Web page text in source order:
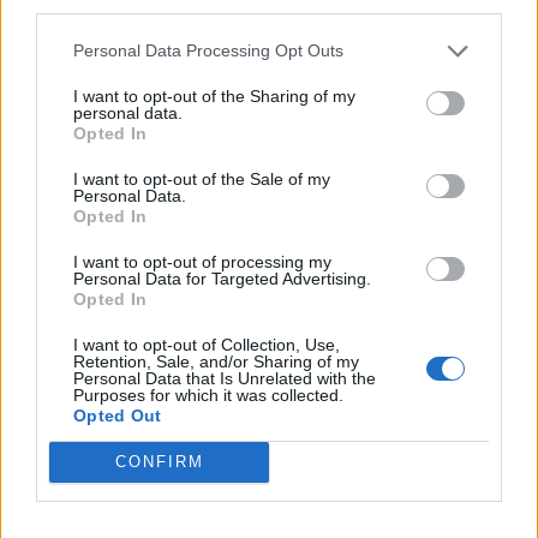
Personal Data Processing Opt Outs
I want to opt-out of the Sharing of my
personal data.
Opted In
I want to opt-out of the Sale of my
Personal Data.
Opted In
I want to opt-out of processing my
Personal Data for Targeted Advertising.
Opted In
I want to opt-out of Collection, Use,
Retention, Sale, and/or Sharing of my
Personal Data that Is Unrelated with the
Purposes for which it was collected.
Opted Out
CONFIRM
Koníčky a zájmy
Kategorií:0
Kultura, umění a filozofie
Kategorií:
Láska, vztahy a sex
Kategorií:0
Diskuzí:55
Náboženství